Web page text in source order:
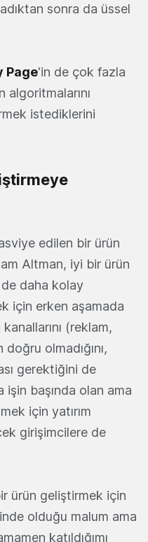
sonra da üssel
Page'in de çok fazla
algoritmalarını
istediklerini
edilen bir ürün
Altman, iyi bir ürün
daha kolay
için erken aşamada
(reklam,
olmadığını,
gerektiğini de
işin başında olan ama
için yatırım
girişimcilere de
ürün geliştirmek için
olduğu malum ama
katıldığımı